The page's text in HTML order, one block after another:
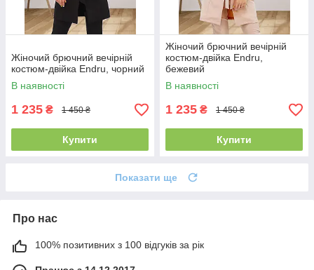
Жіночий брючний вечірній
костюм-двійка Endru, чорний
В наявності
1 235 ₴ 1 450 ₴
Купити
Жіночий брючний вечірній
костюм-двійка Endru,
бежевий
В наявності
1 235 ₴ 1 450 ₴
Купити
Показати ще
Про нас
100% позитивних з 100 відгуків за рік